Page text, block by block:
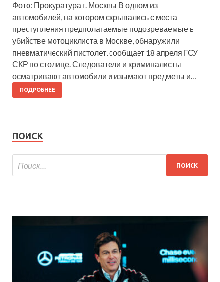
Фото: Прокуратура г. Москвы В одном из
автомобилей, на котором скрывались с места
преступления предполагаемые подозреваемые в
убийстве мотоциклиста в Москве, обнаружили
пневматический пистолет, сообщает 18 апреля ГСУ
СКР по столице. Следователи и криминалисты
осматривают автомобили и изымают предметы и…
ПОДРОБНЕЕ
ПОИСК